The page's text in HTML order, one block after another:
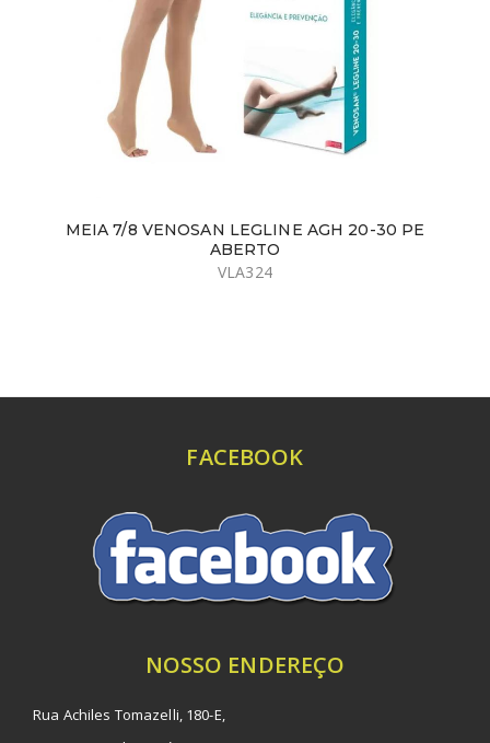
MEIA 7/8 VENOSAN LEGLINE AGH 20-30 PE
ABERTO
VLA324
FACEBOOK
NOSSO ENDEREÇO
Rua Achiles Tomazelli, 180-E,